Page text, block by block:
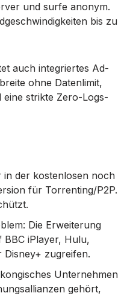
und surfe anonym.
bis zu
auch integriertes Ad-
ohne Datenlimit,
strikte Zero-Logs-
in der kostenlosen noch
für Torrenting/P2P.
Die Erweiterung
iPlayer, Hulu,
Disney+ zugreifen.
Unternehmen
gehört,